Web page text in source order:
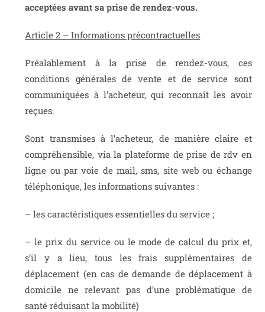
acceptées avant sa prise de rendez-vous.
Article 2 – Informations précontractuelles
Préalablement à la prise de rendez-vous, ces
conditions générales de vente et de service sont
communiquées à l’acheteur, qui reconnaît les avoir
reçues.
Sont transmises à l’acheteur, de manière claire et
compréhensible, via la plateforme de prise de rdv en
ligne ou par voie de mail, sms, site web ou échange
téléphonique, les informations suivantes :
– les caractéristiques essentielles du service ;
– le prix du service ou le mode de calcul du prix et,
s’il y a lieu, tous les frais supplémentaires de
déplacement (en cas de demande de déplacement à
domicile ne relevant pas d’une problématique de
santé réduisant la mobilité)